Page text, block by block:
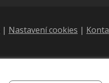
| Nastavení cookies |